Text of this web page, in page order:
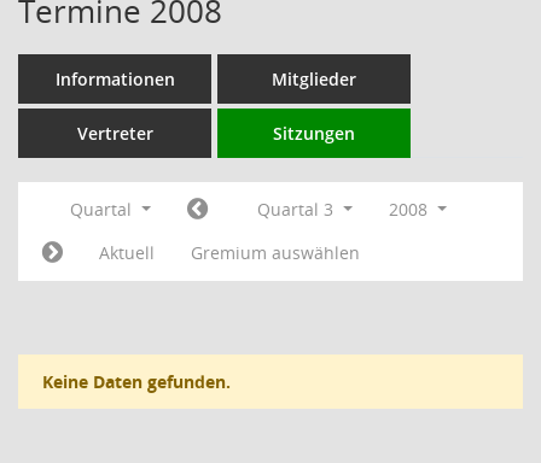
Termine 2008
Informationen Mitglieder
Vertreter Sitzungen
Quartal Quartal 3
2008
Aktuell
Gremium auswählen
Keine Daten gefunden.